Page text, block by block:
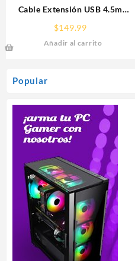
Popular
Cable Extensión USB 4.5m
$149.99
Añadir al carrito